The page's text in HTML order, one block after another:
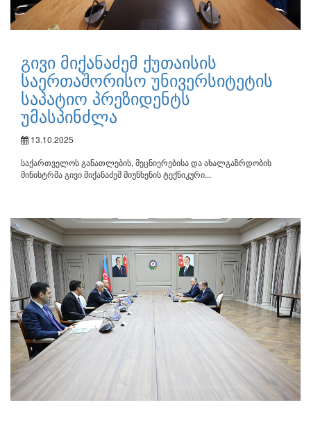
გივი მიქანაძემ ქუთაისის
საერთაშორისო უნივერსიტეტის
საპატიო პრეზიდენტს
უმასპინძლა
13.10.2025
საქართველოს განათლების, მეცნიერებისა და ახალგაზრდობის
მინისტრმა გივი მიქანაძემ მიუნხენის ტექნიკური...